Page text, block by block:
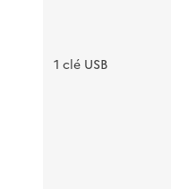
1 clé USB